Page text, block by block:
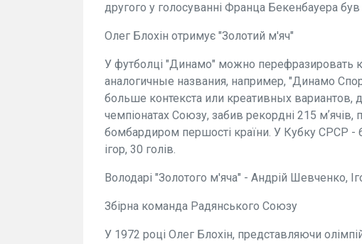
другого у голосуванні Франца Бекенбауера
Олег Блохін отримує "Золотий м'яч"
У футболці "Динамо" можно перефразировать
аналогичные названия, например, "Динамо
больше контекста или креативных вариантов,
чемпіонатах Союзу, забив рекордні 215 мʼячів,
бомбардиром першості країни. У Кубку СРСР -
ігор, 30 голів.
Володарі "Золотого м'яча" - Андрій Шевченко,
Збірна команда Радянського Союзу
У 1972 році Олег Блохін, представляючи